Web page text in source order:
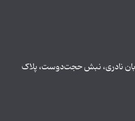
نادری، نبش حجت‌دوست، پلاک